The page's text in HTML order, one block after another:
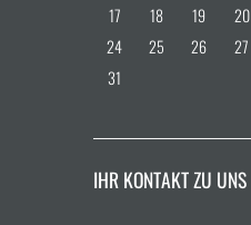
17
18 19 20
24
25 26 27
31
IHR KONTAKT ZU UNS